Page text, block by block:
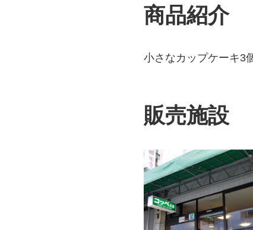
商品紹介
小さなカップケーキ3
販売施設